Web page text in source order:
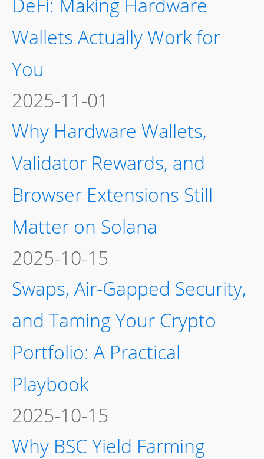
Wallets Actually Work for
You
2025-11-01
Why Hardware Wallets,
Validator Rewards, and
Browser Extensions Still
Matter on Solana
2025-10-15
Swaps, Air-Gapped Security,
and Taming Your Crypto
Portfolio: A Practical
Playbook
2025-10-15
Why BSC Yield Farming